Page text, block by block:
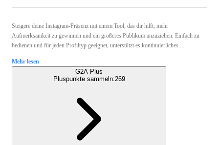
Steigere deine Instagram-Präsenz mit einem Tool, das dir hilft, mehr
Aufmerksamkeit zu gewinnen und ein größeres Publikum anzuziehen. Einfach zu
bedienen und für jeden Profiltyp geeignet, unterstützt es kontinuierliches ...
Mehr lesen
G2A Plus
Pluspunkte sammeln:269